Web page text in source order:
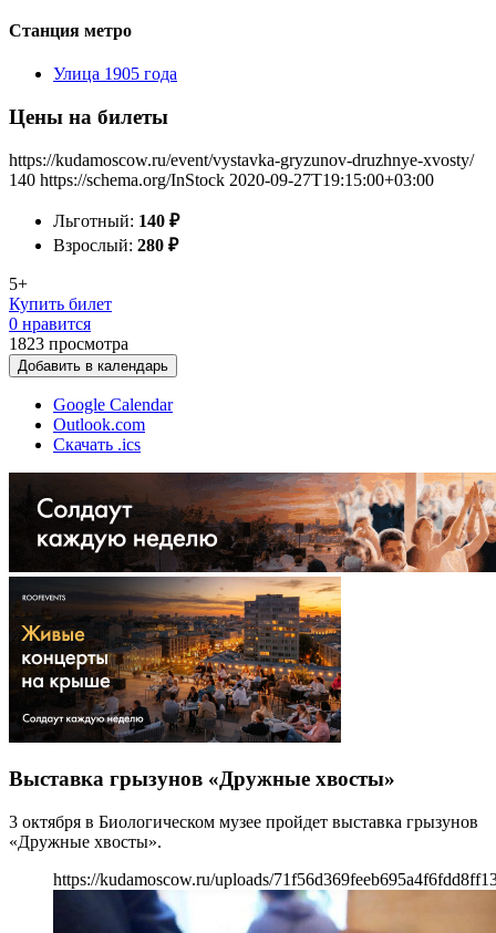
Станция метро
Улица 1905 года
Цены на билеты
https://kudamoscow.ru/event/vystavka-gryzunov-druzhnye-xvosty/
140 https://schema.org/InStock 2020-09-27T19:15:00+03:00
Льготный: 140 ₽
Взрослый: 280 ₽
5+
Купить билет
0 нравится
1823 просмотра
Добавить в календарь
Google Calendar
Outlook.com
Скачать .ics
Выставка грызунов «Дружные хвосты»
3 октября в Биологическом музее пройдет выставка грызунов
«Дружные хвосты».
https://kudamoscow.ru/uploads/